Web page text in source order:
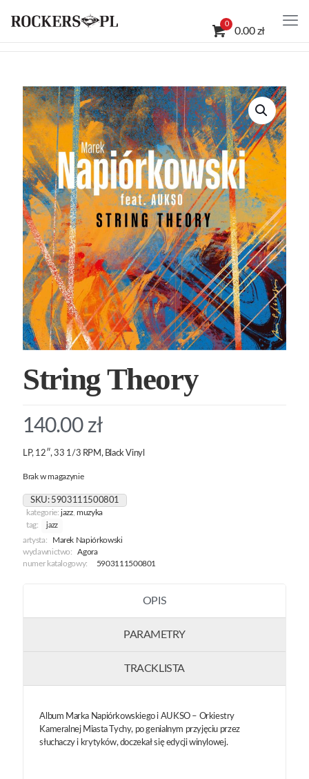
0
0.00 zł
String Theory
140.00 zł
LP, 12″, 33 1/3 RPM, Black Vinyl
Brak w magazynie
SKU: 5903111500801
kategorie: jazz,muzyka
tag:
jazz
artysta:
Marek Napiórkowski
wydawnictwo:
Agora
numer katalogowy:
5903111500801
OPIS
PARAMETRY
TRACKLISTA
Album Marka Napiórkowskiego i AUKSO – Orkiestry
Kameralnej Miasta Tychy, po genialnym przyjęciu przez
słuchaczy i krytyków, doczekał się edycji winylowej.